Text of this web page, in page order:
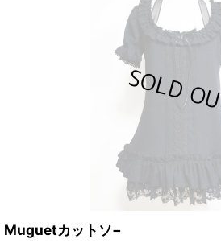
Muguetカットソ−